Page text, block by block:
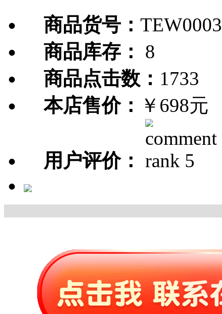
商品货号：
商品库存：
8
商品点击数： 1733
本店售价： ￥698元
用户评价：